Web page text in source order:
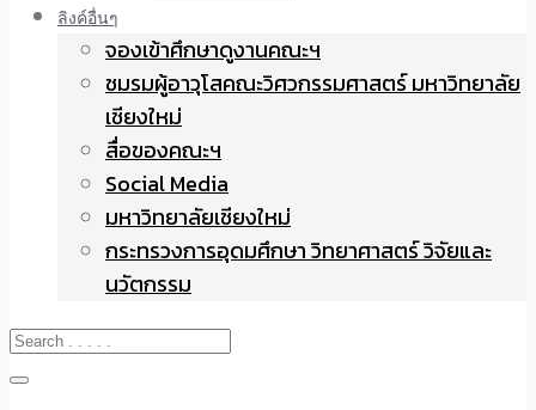
ลิงค์อื่นๆ
จองเข้าศึกษาดูงานคณะฯ
ชมรมผู้อาวุโสคณะวิศวกรรมศาสตร์ มหาวิทยาลัย
เชียงใหม่
สื่อของคณะฯ
Social Media
มหาวิทยาลัยเชียงใหม่
กระทรวงการอุดมศึกษา วิทยาศาสตร์ วิจัยและ
นวัตกรรม